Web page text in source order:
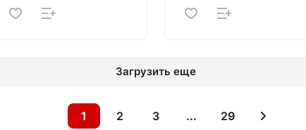
Загрузить еще
1 2 3 ... 29